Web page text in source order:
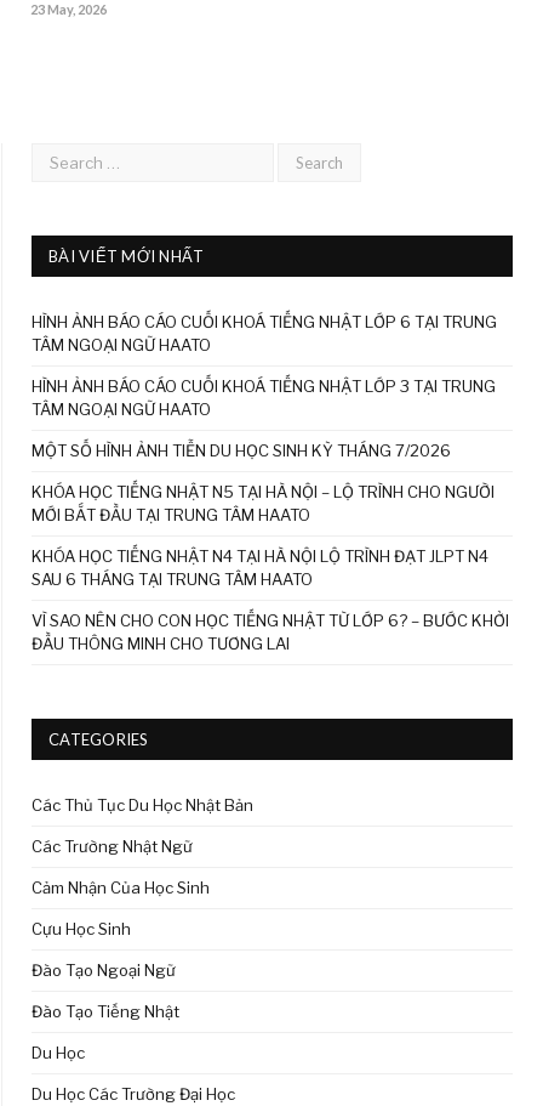
23 May, 2026
BÀI VIẾT MỚI NHẤT
HÌNH ẢNH BÁO CÁO CUỐI KHOÁ TIẾNG NHẬT LỚP 6 TẠI TRUNG
TÂM NGOẠI NGỮ HAATO
HÌNH ẢNH BÁO CÁO CUỐI KHOÁ TIẾNG NHẬT LỚP 3 TẠI TRUNG
TÂM NGOẠI NGỮ HAATO
MỘT SỐ HÌNH ẢNH TIỄN DU HỌC SINH KỲ THÁNG 7/2026
KHÓA HỌC TIẾNG NHẬT N5 TẠI HÀ NỘI – LỘ TRÌNH CHO NGƯỜI
MỚI BẮT ĐẦU TẠI TRUNG TÂM HAATO
KHÓA HỌC TIẾNG NHẬT N4 TẠI HÀ NỘI LỘ TRÌNH ĐẠT JLPT N4
SAU 6 THÁNG TẠI TRUNG TÂM HAATO
VÌ SAO NÊN CHO CON HỌC TIẾNG NHẬT TỪ LỚP 6? – BƯỚC KHỞI
ĐẦU THÔNG MINH CHO TƯƠNG LAI
CATEGORIES
Các Thủ Tục Du Học Nhật Bản
Các Trường Nhật Ngữ
Cảm Nhận Của Học Sinh
Cựu Học Sinh
Đào Tạo Ngoại Ngữ
Đào Tạo Tiếng Nhật
Du Học
Du Học Các Trường Đại Học